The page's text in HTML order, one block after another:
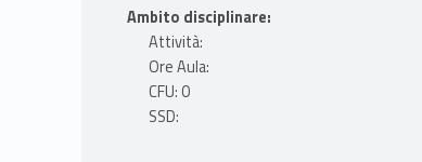
Ambito disciplinare:
Attività:
Ore Aula:
CFU: 0
SSD: